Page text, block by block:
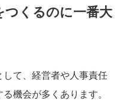
くるのに一番大
て、経営者や人事責任
機会が多くあります。